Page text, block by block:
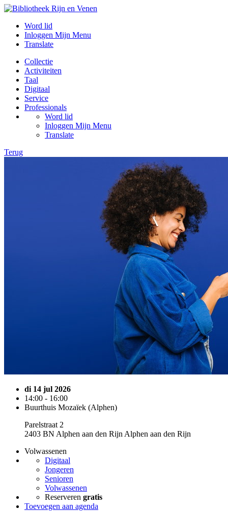
Word lid
Inloggen Mijn Menu
Translate
Collectie
Activiteiten
Taal
Digitaal
Service
Professionals
Word lid
Inloggen Mijn Menu
Translate
Terug
di 14 jul 2026
14:00 - 16:00
Buurthuis Mozaïek (Alphen)
Parelstraat 2
2403 BN Alphen aan den Rijn Alphen aan den Rijn
Volwassenen
Digitaal
Jongeren
Senioren
Volwassenen
Reserveren gratis
Toevoegen aan agenda